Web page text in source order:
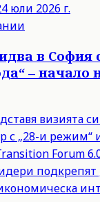
юли 2026 г.
в София
– начало
визията
с „28-и режим“
Forum
подкрепят